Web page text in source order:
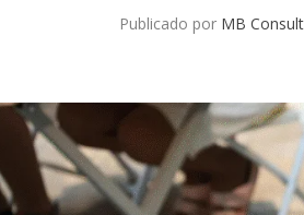
Publicado por MB